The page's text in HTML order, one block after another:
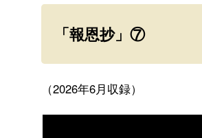
「報恩抄」⑦
（2026年6月収録）